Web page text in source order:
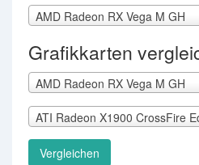
AMD Radeon RX Vega M GH
Grafikkarten
AMD Radeon RX Vega M GH
ATI Radeon X1900 CrossFire
Vergleichen